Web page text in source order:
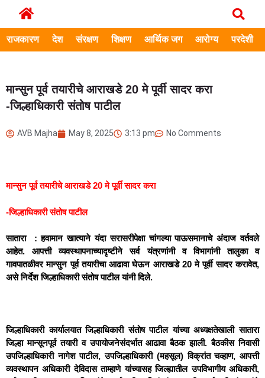
राजकारण देश संरक्षण शिक्षण आर्थिक जग आरोग्य परदेशी
मान्सुन पूर्व तयारीचे आराखडे 20 मे पूर्वी सादर करा
-जिल्हाधिकारी संतोष पाटील
AVB Majha May 8, 2025 3:13 pm No Comments
मान्सुन पूर्व तयारीचे आराखडे 20 मे पूर्वी सादर करा
-जिल्हाधिकारी संतोष पाटील
सातारा : हवामान खात्याने यंदा सरासरीपेक्षा चांगल्या पाऊसमानाचे अंदाज वर्तवले
आहेत. आपत्ती व्यवस्थापनाच्यादृष्टीने सर्व यंत्रणांनी व विभागांनी तालुका व
गावपातळीवर मान्सुन पूर्व तयारीचा आढावा घेऊन आराखडे 20 मे पूर्वी सादर करावेत,
असे निर्देश जिल्हाधिकारी संतोष पाटील यांनी दिले.
जिल्हाधिकारी कार्यालयात जिल्हाधिकारी संतोष पाटील यांच्या अध्यक्षतेखाली सातारा
जिल्हा मान्सूनपूर्व तयारी व उपायोजनेसंदर्भात आढावा बैठक झाली. बैठकीस निवासी
उपजिल्हाधिकारी नागेश पाटील, उपजिल्हाधिकारी (महसूल) विक्रांत चव्हाण, आपत्ती
व्यवस्थापन अधिकारी देविदास ताम्हाणे यांच्यासह जिल्ह्यातील उपविभागीय अधिकारी,